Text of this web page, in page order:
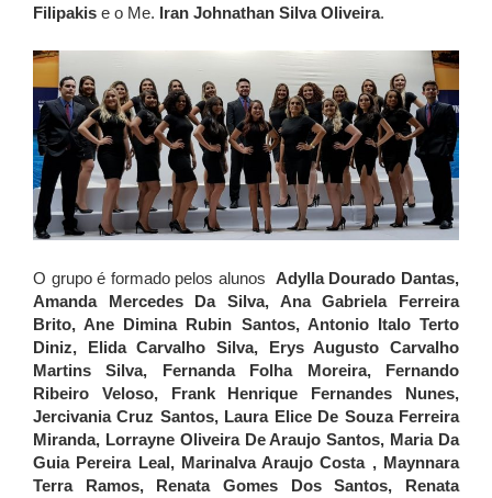
Filipakis e o Me. Iran Johnathan Silva Oliveira.
O grupo é formado pelos alunos Adylla Dourado Dantas,
Amanda Mercedes Da Silva, Ana Gabriela Ferreira
Brito, Ane Dimina Rubin Santos, Antonio Italo Terto
Diniz, Elida Carvalho Silva, Erys Augusto Carvalho
Martins Silva, Fernanda Folha Moreira, Fernando
Ribeiro Veloso, Frank Henrique Fernandes Nunes,
Jercivania Cruz Santos, Laura Elice De Souza Ferreira
Miranda, Lorrayne Oliveira De Araujo Santos, Maria Da
Guia Pereira Leal, Marinalva Araujo Costa , Maynnara
Terra Ramos, Renata Gomes Dos Santos, Renata